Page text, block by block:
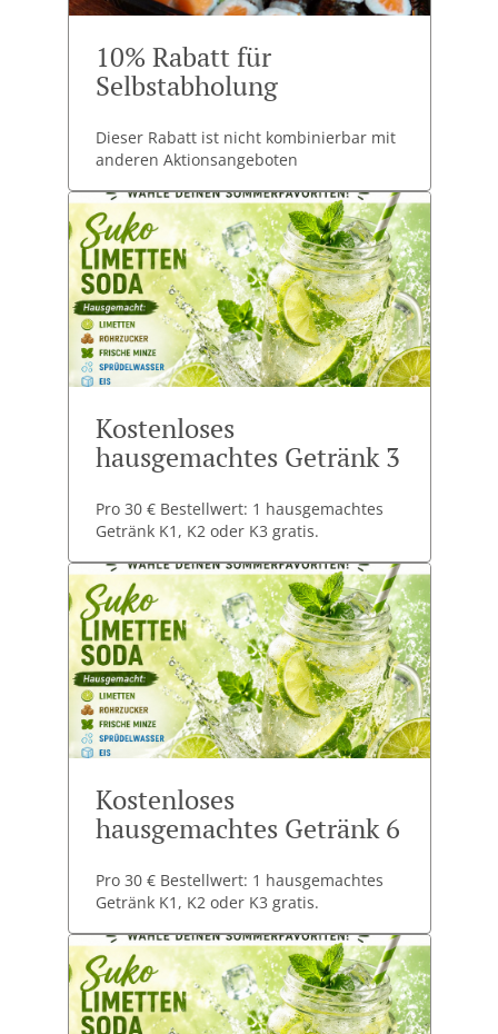
10% Rabatt für
Selbstabholung
Dieser Rabatt ist nicht kombinierbar mit
anderen Aktionsangeboten
Kostenloses
hausgemachtes Getränk 3
Pro 30 € Bestellwert: 1 hausgemachtes
Getränk K1, K2 oder K3 gratis.
Kostenloses
hausgemachtes Getränk 6
Pro 30 € Bestellwert: 1 hausgemachtes
Getränk K1, K2 oder K3 gratis.